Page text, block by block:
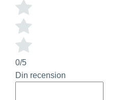
0/5
Din recension